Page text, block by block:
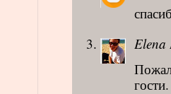
Elena
гости.